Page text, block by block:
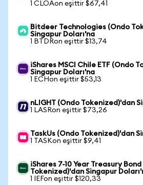
1 CLOAon eşittir $67,41
Bitdeer Technologies (Ondo
Singapur Doları'na
1 BTDRon eşittir $13,74
iShares MSCI Chile ETF (Ondo
Singapur Doları'na
1 ECHon eşittir $53,13
nLIGHT (Ondo Tokenized)'dan
1 LASRon eşittir $73,26
TaskUs (Ondo Tokenized)'dan
1 TASKon eşittir $9,41
iShares 7-10 Year Treasury Bond
Tokenized)'dan Singapur
1 IEFon eşittir $120,33